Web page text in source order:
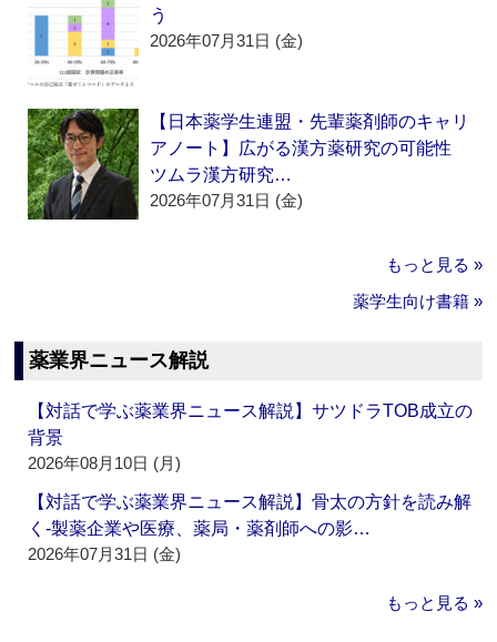
う
2026年07月31日 (金)
【日本薬学生連盟・先輩薬剤師のキャリ
アノート】広がる漢方薬研究の可能性
ツムラ漢方研究…
2026年07月31日 (金)
もっと見る »
薬学生向け書籍 »
薬業界ニュース解説
【対話で学ぶ薬業界ニュース解説】サツドラTOB成立の
背景
2026年08月10日 (月)
【対話で学ぶ薬業界ニュース解説】骨太の方針を読み解
く‐製薬企業や医療、薬局・薬剤師への影…
2026年07月31日 (金)
もっと見る »